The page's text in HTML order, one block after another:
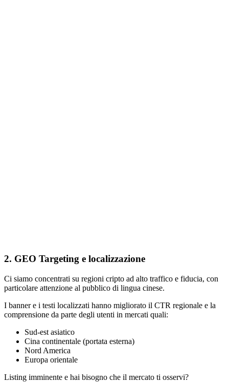
2. GEO Targeting e localizzazione
Ci siamo concentrati su regioni cripto ad alto traffico e fiducia, con
particolare attenzione al pubblico di lingua cinese.
I banner e i testi localizzati hanno migliorato il CTR regionale e la
comprensione da parte degli utenti in mercati quali:
Sud-est asiatico
Cina continentale (portata esterna)
Nord America
Europa orientale
Listing imminente e hai bisogno che il mercato ti osservi?